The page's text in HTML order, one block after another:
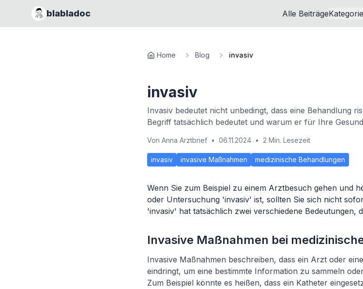
blabladoc Alle Beiträge
Home Blog invasiv
invasiv
Invasiv bedeutet nicht unbedingt, dass eine Behandlung
Begriff tatsächlich bedeutet und warum er für Ihre
Von Anna Arztbrief • 06.11.2024 • 2 Min. Lesezeit
invasiv invasive Maßnahmen medizinische Behandlungen
Wenn Sie zum Beispiel zu einem Arztbesuch gehen und
oder Untersuchung 'invasiv' ist, sollten Sie sich nicht
'invasiv' hat tatsächlich zwei verschiedene Bedeutungen,
Invasive Maßnahmen bei
Invasive Maßnahmen beschreiben, dass ein Arzt oder
eindringt, um eine bestimmte Information zu sammeln
Zum Beispiel könnte es heißen, dass ein Katheter